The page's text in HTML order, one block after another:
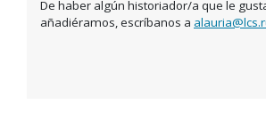
De haber algún historiador/a que le
añadiéramos, escríbanos a